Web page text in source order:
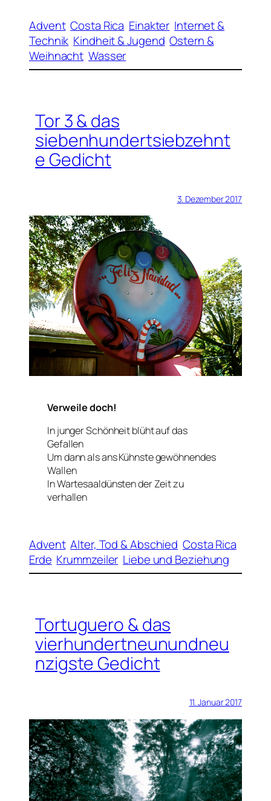
Advent Costa Rica Einakter Internet &
Technik Kindheit & Jugend Ostern &
Weihnacht Wasser
Tor 3 & das
siebenhundertsiebzehnt
e Gedicht
3. Dezember 2017
Verweile doch!
In junger Schönheit blüht auf das
Gefallen
Um dann als ans Kühnste gewöhnendes
Wallen
In Wartesaaldünsten der Zeit zu
verhallen
Advent Alter, Tod & Abschied Costa Rica
Erde Krummzeiler Liebe und Beziehung
Tortuguero & das
vierhundertneunundneu
nzigste Gedicht
11. Januar 2017